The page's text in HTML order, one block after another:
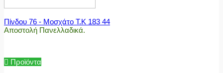
Πίνδου 76 - Μοσχάτο Τ.Κ 183 44
Αποστολή Πανελλαδικά.
Προϊόντα